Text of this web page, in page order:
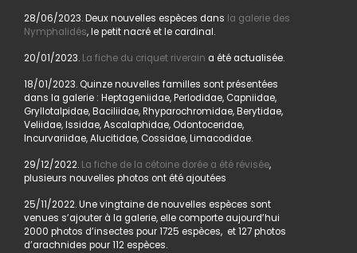
28/06/2023. Deux nouvelles espèces dans la galerie des
Nymphalidés, le petit nacré et le cardinal.
20/01/2023. La fiche du criquet riverain a été actualisée.
18/01/2023. Quinze nouvelles familles sont présentées
dans la galerie : Heptageniidae, Perlodidae, Capniidae,
Gryllotalpidae, Baciliidae, Rhyparochromidae, Berytidae,
Veliidae, Issidae, Ascalaphidae, Odontoceridae,
Incurvariidae, Alucitidae, Cossidae, Limacodidae.
29/12/2022. La fiche de la cétoine dorée a été révisée,
plusieurs nouvelles photos ont été ajoutées
25/11/2022. Une vingtaine de nouvelles espèces sont
venues s’ajouter à la galerie, elle comporte aujourd’hui
2000 photos d’insectes pour 1725 espèces, et 127 photos
d’arachnides pour 112 espèces.